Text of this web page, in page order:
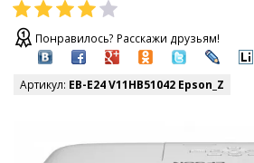
Понравилось? Расскажи друзьям!
Артикул: EB-E24 V11HB51042 Epson_Z